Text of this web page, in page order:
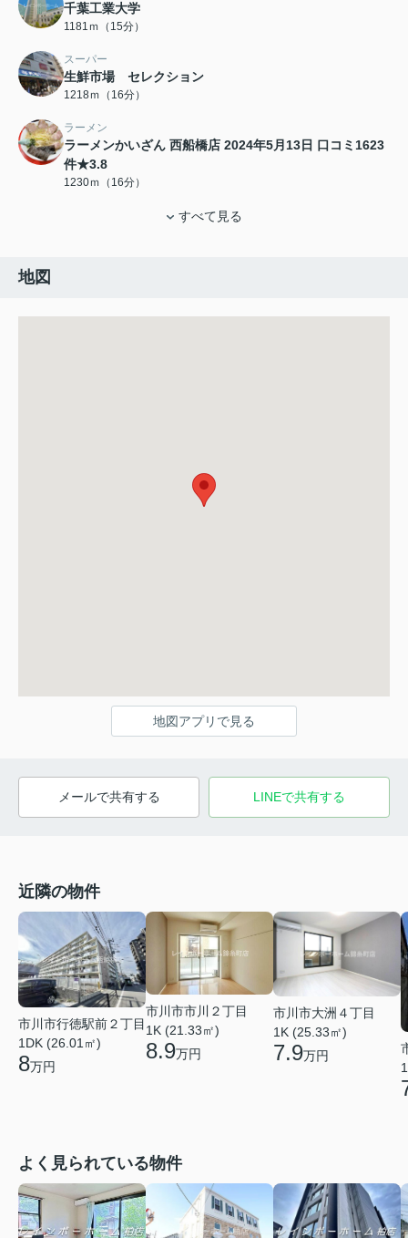
千葉工業大学
1181ｍ（15分）
スーパー
生鮮市場 セレクション
1218ｍ（16分）
ラーメン
ラーメンかいざん 西船橋店 2024年5月13日 口コミ1623
件★3.8
1230ｍ（16分）
すべて見る
地図
地図アプリで見る
メールで共有する LINEで共有する
近隣の物件
市川市行徳駅前２丁目
1DK (26.01㎡)
8万円
市川市市川２丁目
1K (21.33㎡)
8.9万円
市川市大洲４丁目
1K (25.33㎡)
7.9万円
よく見られている物件